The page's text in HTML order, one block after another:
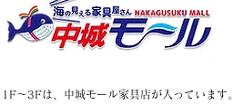
1F～3Fは、中城モール家具店が入っています。